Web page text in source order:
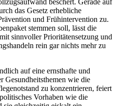
beschert. Gerade auf
das Gesetz erhebliche
und Frühintervention zu.
stemmen soll, lässt die
sinnvoller Prioritätensetzung und
rein gar nichts mehr zu
auf eine ernsthafte und
Gesundheitsthemen wie die
zu konzentrieren, feiert
Vorhaben wie die